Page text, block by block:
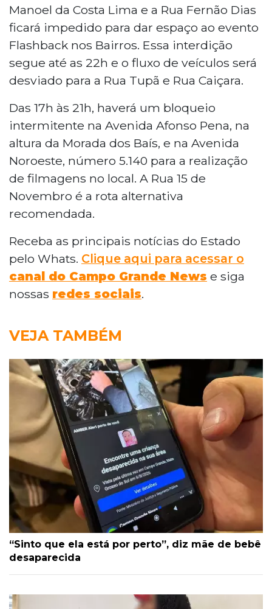
Manoel da Costa Lima e a Rua Fernão Dias
ficará impedido para dar espaço ao evento
Flashback nos Bairros. Essa interdição
segue até as 22h e o fluxo de veículos será
desviado para a Rua Tupã e Rua Caiçara.
Das 17h às 21h, haverá um bloqueio
intermitente na Avenida Afonso Pena, na
altura da Morada dos Baís, e na Avenida
Noroeste, número 5.140 para a realização
de filmagens no local. A Rua 15 de
Novembro é a rota alternativa
recomendada.
Receba as principais notícias do Estado
pelo Whats. Clique aqui para acessar o
canal do Campo Grande News e siga
nossas redes sociais.
VEJA TAMBÉM
“Sinto que ela está por perto”, diz mãe de bebê
desaparecida